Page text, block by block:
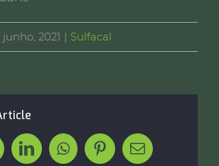
junho, 2021 | Sulfacal
LinkedInWhatsappPinterestEmail